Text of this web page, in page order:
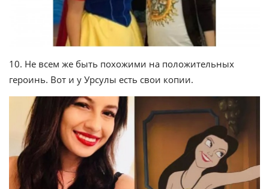
10. Не всем же быть похожими на положительных
героинь. Вот и у Урсулы есть свои копии.